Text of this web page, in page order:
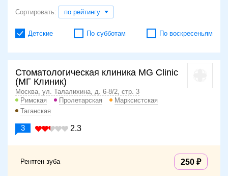
Сортировать: по рейтингу
Детские По субботам По воскресеньям
Стоматологическая клиника MG Clinic
(МГ Клиник)
Москва, ул. Талалихина, д. 6-8/2, стр. 3
Римская
Пролетарская
Марксистская
Таганская
3 2.3
Рентген зуба 250